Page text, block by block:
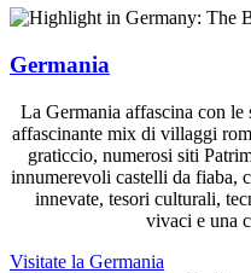
Germania
La Germania affascina con le
affascinante mix di villaggi
graticcio, numerosi siti
innumerevoli castelli da
innevate, tesori culturali,
vivaci e una
Visitate la Germania